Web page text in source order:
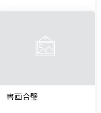
書画合璧